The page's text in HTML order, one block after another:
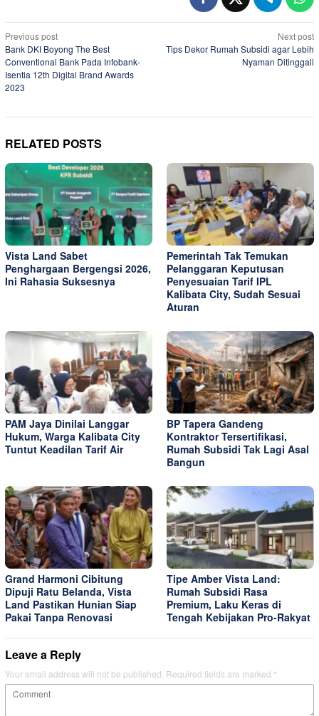
Post
navigation
Previous post
Bank DKI Boyong The Best
Conventional Bank Pada Infobank-
Isentia 12th Digital Brand Awards
2023
Next post
Tips Dekor Rumah Subsidi agar Lebih
Nyaman Ditinggali
RELATED POSTS
Vista Land Sabet
Penghargaan Bergengsi 2026,
Ini Rahasia Suksesnya
Pemerintah Tak Temukan
Pelanggaran Keputusan
Penyesuaian Tarif IPL
Kalibata City, Sudah Sesuai
Aturan
PAM Jaya Dinilai Langgar
Hukum, Warga Kalibata City
Tuntut Keadilan Tarif Air
BP Tapera Gandeng
Kontraktor Tersertifikasi,
Rumah Subsidi Tak Lagi Asal
Bangun
Grand Harmoni Cibitung
Dipuji Ratu Belanda, Vista
Land Pastikan Hunian Siap
Pakai Tanpa Renovasi
Tipe Amber Vista Land:
Rumah Subsidi Rasa
Premium, Laku Keras di
Tengah Kebijakan Pro-Rakyat
Leave a Reply
Your email address will not be published. Required fields are marked *